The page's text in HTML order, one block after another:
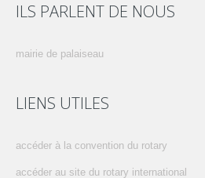
ILS PARLENT DE NOUS
mairie de palaiseau
LIENS UTILES
accéder à la convention du rotary
accéder au site du rotary international